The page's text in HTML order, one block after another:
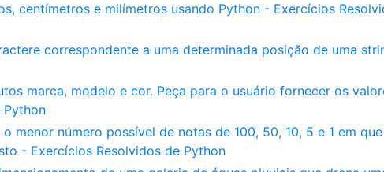
centímetros e milímetros usando Python - Exercícios
correspondente a uma determinada posição de uma
marca, modelo e cor. Peça para o usuário fornecer os
menor número possível de notas de 100, 50, 10, 5 e 1 em
- Exercícios Resolvidos de Python